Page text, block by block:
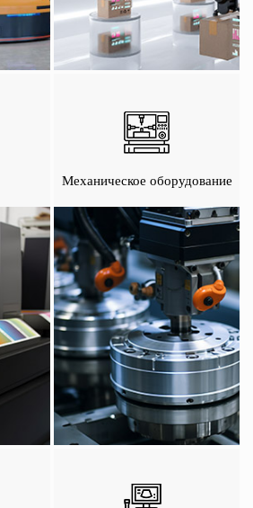
Механическое оборудование